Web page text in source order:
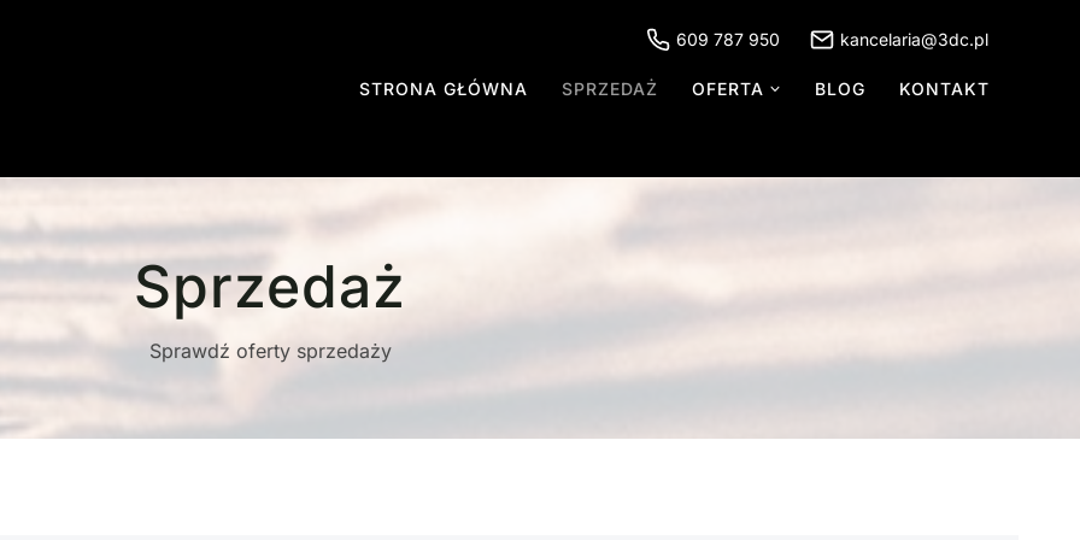
STRONA GŁÓWNA SPRZEDAŻ OFERTA BLOG KONTAKT
609 787 950 kancelaria@3dc.pl
Sprzedaż
Sprawdź oferty sprzedaży